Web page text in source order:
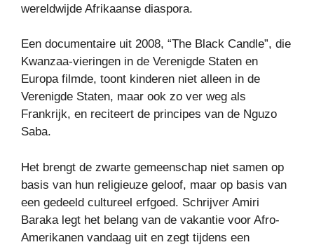
wereldwijde Afrikaanse diaspora.
Een documentaire uit 2008, “The Black Candle”, die
Kwanzaa-vieringen in de Verenigde Staten en
Europa filmde, toont kinderen niet alleen in de
Verenigde Staten, maar ook zo ver weg als
Frankrijk, en reciteert de principes van de Nguzo
Saba.
Het brengt de zwarte gemeenschap niet samen op
basis van hun religieuze geloof, maar op basis van
een gedeeld cultureel erfgoed. Schrijver Amiri
Baraka legt het belang van de vakantie voor Afro-
Amerikanen vandaag uit en zegt tijdens een